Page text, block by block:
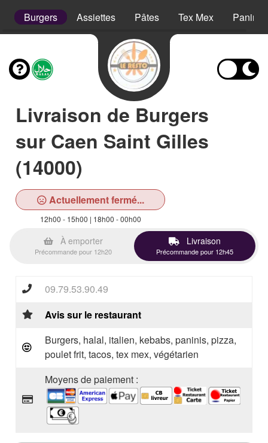
Burgers Assiettes Pâtes Tex Mex Paninis
Livraison de Burgers
sur Caen Saint Gilles
(14000)
Actuellement fermé...
12h00 - 15h00 | 18h00 - 00h00
À emporter
Précommande pour 12h20
Livraison
Précommande pour 12h45
09.79.53.90.49
Avis sur le restaurant
Burgers, halal, italien, kebabs, paninis, pizza,
poulet frit, tacos, tex mex, végétarien
Moyens de paiement :